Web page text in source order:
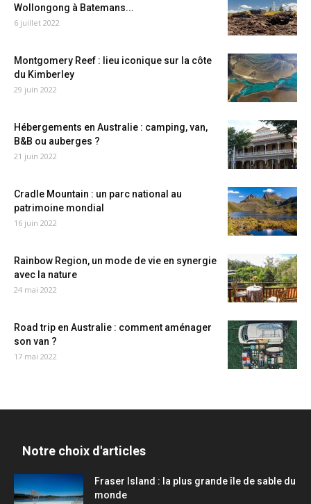
Wollongong à Batemans...
6 juillet 2022
Montgomery Reef : lieu iconique sur la côte
du Kimberley
29 juin 2022
Hébergements en Australie : camping, van,
B&B ou auberges ?
21 juin 2022
Cradle Mountain : un parc national au
patrimoine mondial
16 juin 2022
Rainbow Region, un mode de vie en synergie
avec la nature
24 mai 2022
Road trip en Australie : comment aménager
son van ?
17 mai 2022
Notre choix d'articles
Fraser Island : la plus grande île de sable du
monde